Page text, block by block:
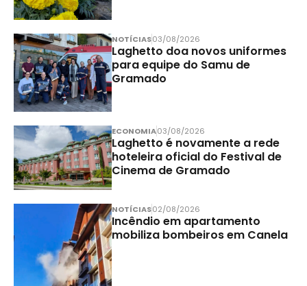
NOTÍCIAS03/08/2026
Laghetto doa novos uniformes
para equipe do Samu de
Gramado
ECONOMIA03/08/2026
Laghetto é novamente a rede
hoteleira oficial do Festival de
Cinema de Gramado
NOTÍCIAS02/08/2026
Incêndio em apartamento
mobiliza bombeiros em Canela